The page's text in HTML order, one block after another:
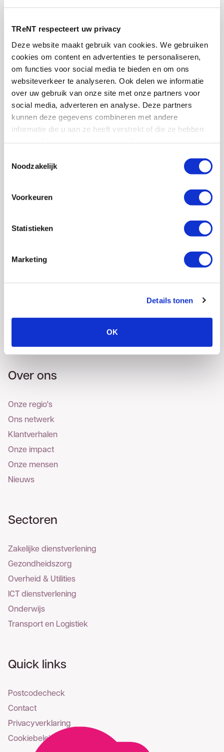
TReNT respecteert uw privacy
Deze website maakt gebruik van cookies. We gebruiken
cookies om content en advertenties te personaliseren,
om functies voor social media te bieden en om ons
websiteverkeer te analyseren. Ook delen we informatie
over uw gebruik van onze site met onze partners voor
social media, adverteren en analyse. Deze partners
kunnen deze gegevens combineren met andere
informatie die u aan ze heeft verstrekt of die ze hebben
Noodzakelijk
Voorkeuren
Statistieken
Marketing
Details tonen
OK
Download de whitepaper
De basis voor een
digitale infrastructuur
organisatie. Neem
Accountmanager
Iwe Welker
Over ons
Onze regio's
Ons netwerk
Klantverhalen
Onze impact
Onze mensen
Nieuws
Sectoren
Zakelijke dienstverlening
Gezondheidszorg
Overheid & Utilities
ICT dienstverlening
Onderwijs
Transport en Logistiek
Quick links
Postcodecheck
Contact
Privacyverklaring
Cookiebeleid